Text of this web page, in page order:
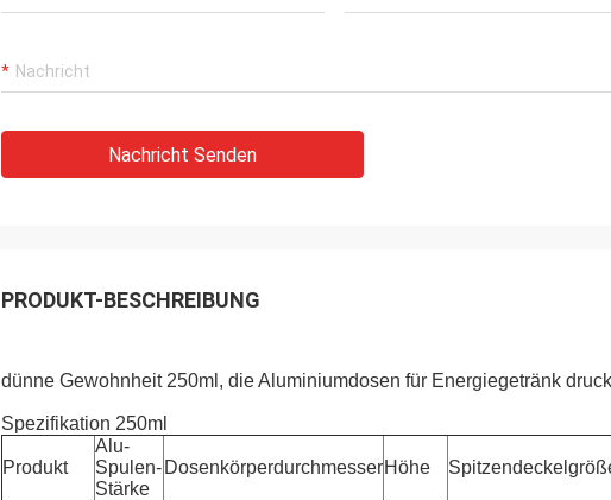
Nachricht Senden
PRODUKT-BESCHREIBUNG
dünne Gewohnheit 250ml, die Aluminiumdosen für Energiegetränk
Spezifikation 250ml
Produkt
Alu-
Spulen-
Stärke
DosenkörperdurchmesserHöhe